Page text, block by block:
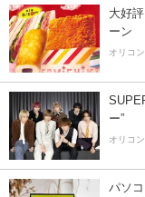
大好
ーン
オリコ
ー”
オリコ
パソ